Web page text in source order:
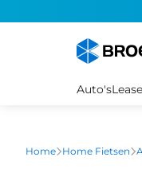
Auto'sLease
Home Home Fietsen